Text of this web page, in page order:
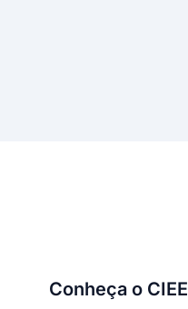
Conheça o CIEE